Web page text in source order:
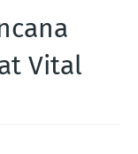
Vital